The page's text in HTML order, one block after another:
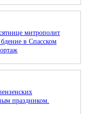
митрополит
в Спасском
праздником.